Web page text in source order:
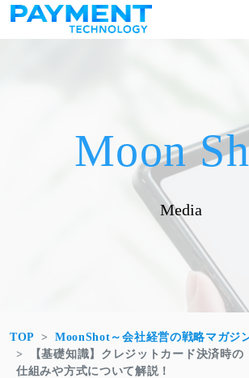
コンテンツへスキップ
メインナビゲーション
Moon
Media
TOP MoonShot～会社経営の戦略マガジ
【基礎知識】クレジットカード決済時の
仕組みや方式について解説！